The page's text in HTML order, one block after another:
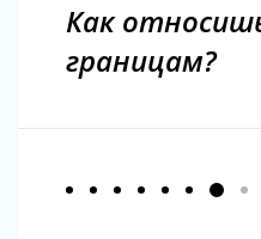
Как
границам?